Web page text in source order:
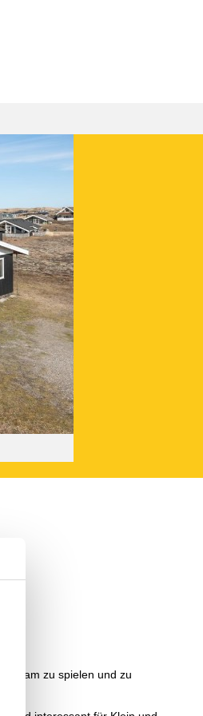
zu spielen und zu